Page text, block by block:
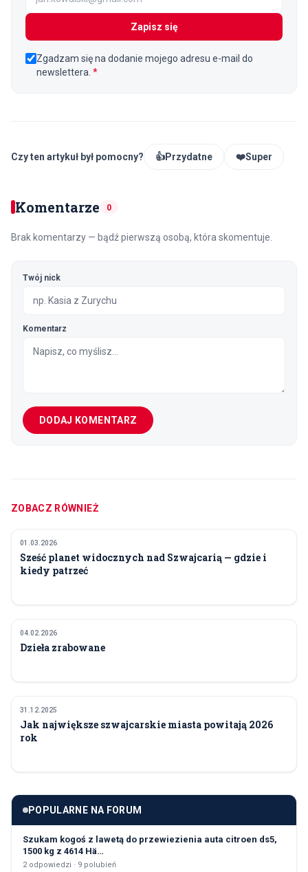
Zapisz się
Zgadzam się na dodanie mojego adresu e-mail do
newslettera. *
Czy ten artykuł był pomocny? 👍Przydatne ❤️Super
Komentarze 0
Brak komentarzy — bądź pierwszą osobą, która skomentuje.
Twój nick
Komentarz
DODAJ KOMENTARZ
ZOBACZ RÓWNIEŻ
KULTURA I ROZRYWKA
01.03.2026
Sześć planet widocznych nad Szwajcarią — gdzie i
kiedy patrzeć
KULTURA I ROZRYWKA
04.02.2026
Dzieła zrabowane
KULTURA I ROZRYWKA
31.12.2025
Jak największe szwajcarskie miasta powitają 2026
rok
POPULARNE NA FORUM
Szukam kogoś z lawetą do przewiezienia auta citroen ds5,
1500 kg z 4614 Hä…
2odpowiedzi · 9 polubień